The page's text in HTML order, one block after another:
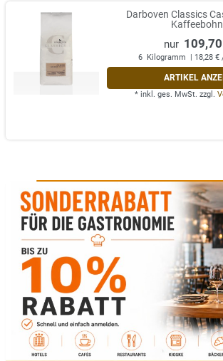
Darboven Classics
6 Kilogramm | 18,28
ARTIKEL
* inkl. ges. MwSt. zzgl.